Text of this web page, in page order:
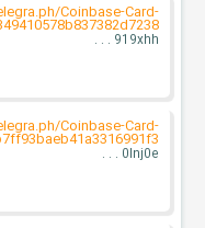
Coinbase-Card-
919xhh . . .
Coinbase-Card-
0lnj0e . . .